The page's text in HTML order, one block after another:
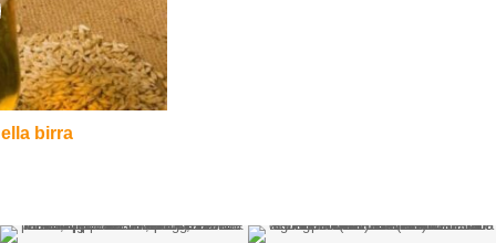
birra